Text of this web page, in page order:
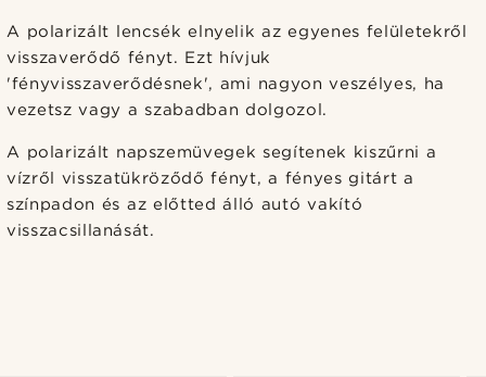
A polarizált lencsék elnyelik az egyenes felületekről
visszaverődő fényt. Ezt hívjuk
'fényvisszaverődésnek', ami nagyon veszélyes, ha
vezetsz vagy a szabadban dolgozol.
A polarizált napszemüvegek segítenek kiszűrni a
vízről visszatükröződő fényt, a fényes gitárt a
színpadon és az előtted álló autó vakító
visszacsillanását.